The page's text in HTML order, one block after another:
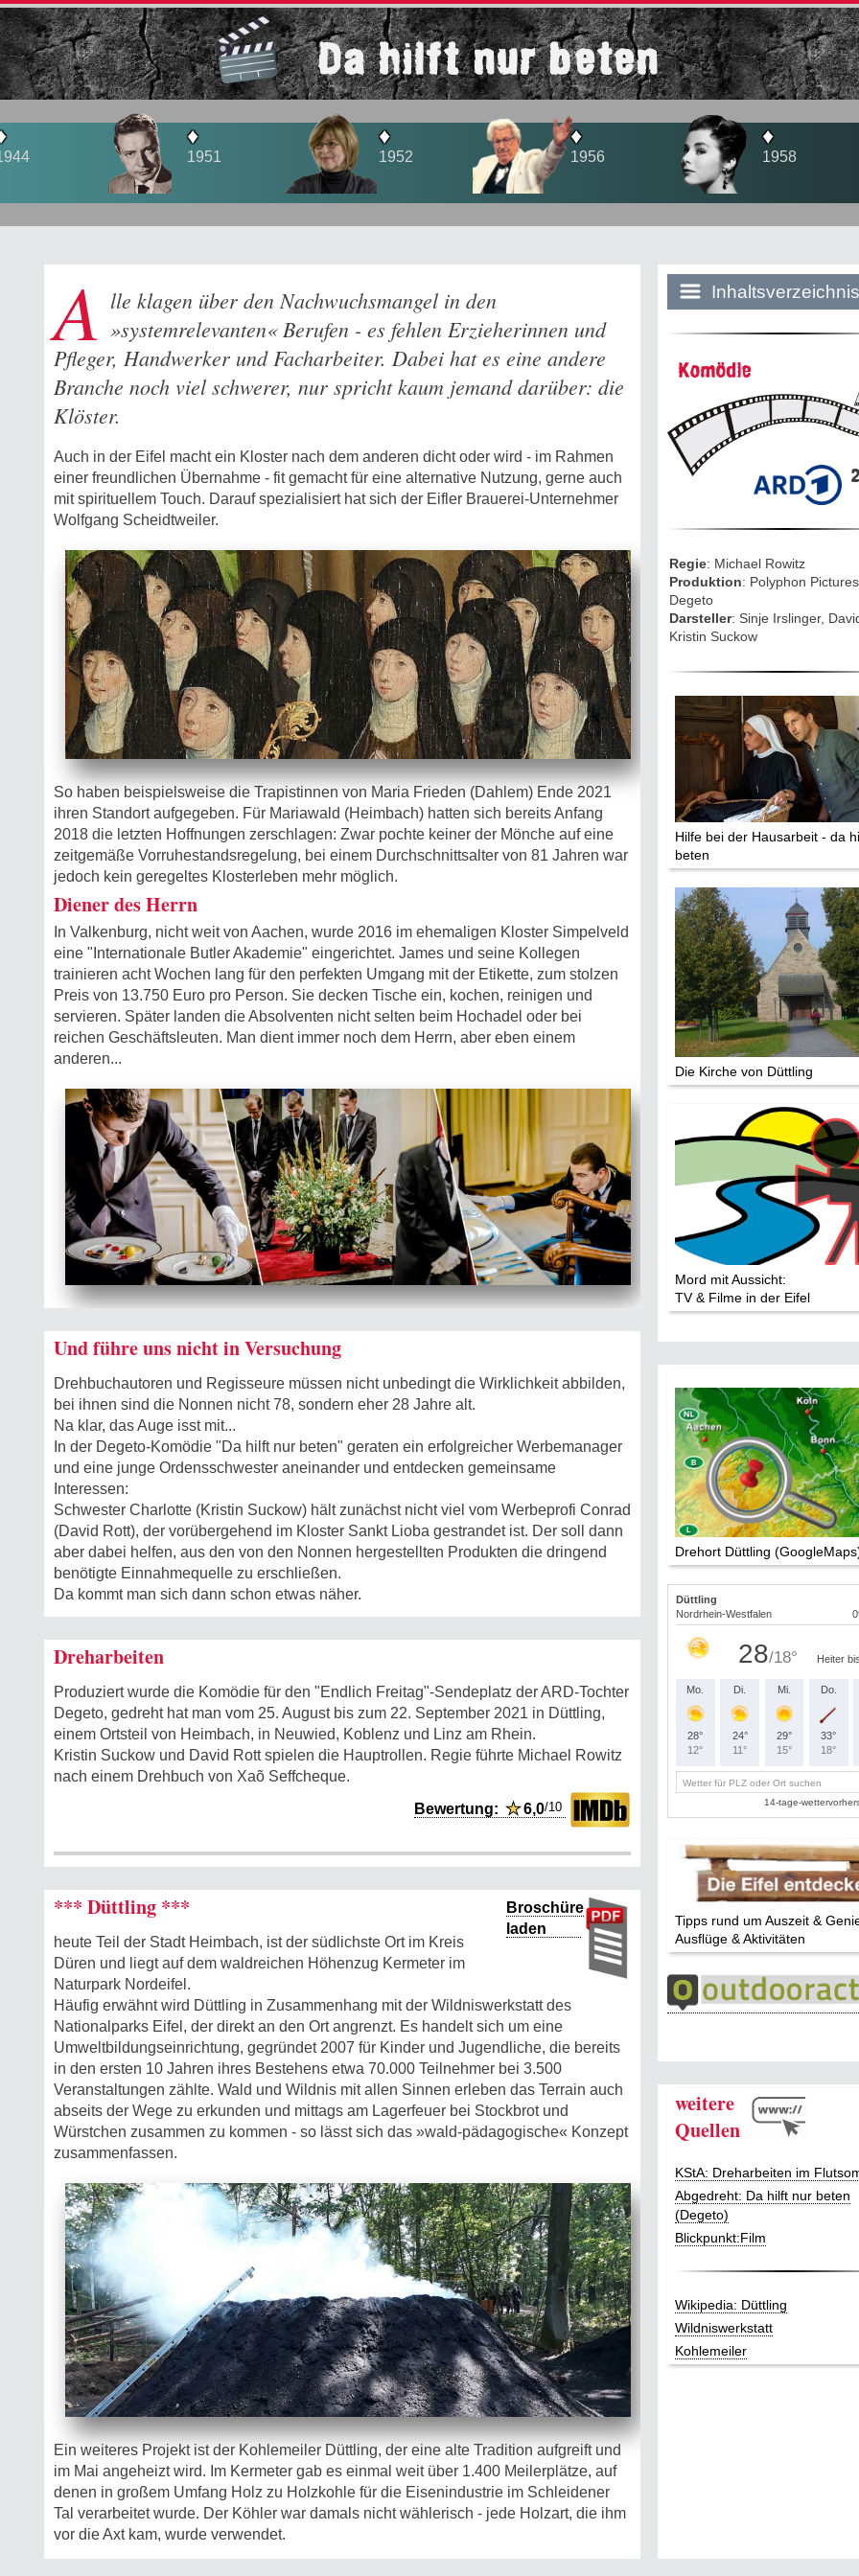
Da hilft nur beten
♦
1951
♦
1952
♦
1956
♦
1958
A lle klagen über den Nachwuchsmangel in den
»systemrelevanten« Berufen - es fehlen Erzieherinnen und
Pfleger, Handwerker und Facharbeiter. Dabei hat es eine andere
Branche noch viel schwerer, nur spricht kaum jemand darüber: die
Klöster.
Auch in der Eifel macht ein Kloster nach dem anderen dicht oder wird - im Rahmen
einer freundlichen Übernahme - fit gemacht für eine alternative Nutzung, gerne auch
mit spirituellem Touch. Darauf spezialisiert hat sich der Eifler Brauerei-Unternehmer
Wolfgang Scheidtweiler.
So haben beispielsweise die Trapistinnen von Maria Frieden (Dahlem) Ende 2021
ihren Standort aufgegeben. Für Mariawald (Heimbach) hatten sich bereits Anfang
2018 die letzten Hoffnungen zerschlagen: Zwar pochte keiner der Mönche auf eine
zeitgemäße Vorruhestandsregelung, bei einem Durchschnittsalter von 81 Jahren war
jedoch kein geregeltes Klosterleben mehr möglich.
Diener des Herrn
In Valkenburg, nicht weit von Aachen, wurde 2016 im ehemaligen Kloster Simpelveld
eine "Internationale Butler Akademie" eingerichtet. James und seine Kollegen
trainieren acht Wochen lang für den perfekten Umgang mit der Etikette, zum stolzen
Preis von 13.750 Euro pro Person. Sie decken Tische ein, kochen, reinigen und
servieren. Später landen die Absolventen nicht selten beim Hochadel oder bei
reichen Geschäftsleuten. Man dient immer noch dem Herrn, aber eben einem
anderen...
Und führe uns nicht in Versuchung
Drehbuchautoren und Regisseure müssen nicht unbedingt die Wirklichkeit abbilden,
bei ihnen sind die Nonnen nicht 78, sondern eher 28 Jahre alt.
Na klar, das Auge isst mit...
In der Degeto-Komödie "Da hilft nur beten" geraten ein erfolgreicher Werbemanager
und eine junge Ordensschwester aneinander und entdecken gemeinsame
Interessen:
Schwester Charlotte (Kristin Suckow) hält zunächst nicht viel vom Werbeprofi Conrad
(David Rott), der vorübergehend im Kloster Sankt Lioba gestrandet ist. Der soll dann
aber dabei helfen, aus den von den Nonnen hergestellten Produkten die dringend
benötigte Einnahmequelle zu erschließen.
Da kommt man sich dann schon etwas näher.
Dreharbeiten
Produziert wurde die Komödie für den "Endlich Freitag"-Sendeplatz der ARD-Tochter
Degeto, gedreht hat man vom 25. August bis zum 22. September 2021 in Düttling,
einem Ortsteil von Heimbach, in Neuwied, Koblenz und Linz am Rhein.
Kristin Suckow und David Rott spielen die Hauptrollen. Regie führte Michael Rowitz
nach einem Drehbuch von Xaõ Seffcheque.
Bewertung:★6,0/10
Broschüre
laden
*** Düttling ***
heute Teil der Stadt Heimbach, ist der südlichste Ort im Kreis
Düren und liegt auf dem waldreichen Höhenzug Kermeter im
Naturpark Nordeifel.
Häufig erwähnt wird Düttling in Zusammenhang mit der Wildniswerkstatt des
Nationalparks Eifel, der direkt an den Ort angrenzt. Es handelt sich um eine
Umweltbildungseinrichtung, gegründet 2007 für Kinder und Jugendliche, die bereits
in den ersten 10 Jahren ihres Bestehens etwa 70.000 Teilnehmer bei 3.500
Veranstaltungen zählte. Wald und Wildnis mit allen Sinnen erleben das Terrain auch
abseits der Wege zu erkunden und mittags am Lagerfeuer bei Stockbrot und
Würstchen zusammen zu kommen - so lässt sich das »wald-pädagogische« Konzept
zusammenfassen.
Ein weiteres Projekt ist der Kohlemeiler Düttling, der eine alte Tradition aufgreift und
im Mai angeheizt wird. Im Kermeter gab es einmal weit über 1.400 Meilerplätze, auf
denen in großem Umfang Holz zu Holzkohle für die Eisenindustrie im Schleidener
Tal verarbeitet wurde. Der Köhler war damals nicht wählerisch - jede Holzart, die ihm
vor die Axt kam, wurde verwendet.
Inhaltsverzeichnis
Mythen,
Sightseeing:
Eifelevents
Eifelkarte:
Eifelkrimi:
Die Autoren
TV & Kino
Die Stars:
Wer hat wo
Mediathek
Impressum
Datenschutz
Komödie
Regie: Michael Rowitz
Produktion: Polyphon
Degeto
Darsteller: Sinje Irslinger,
Kristin Suckow
Hilfe bei der Hausarbeit - da
beten
Die Kirche von Düttling
Mord mit Aussicht:
TV & Filme in der Eifel
Drehort Düttling
Tipps rund um Auszeit &
Ausflüge & Aktivitäten
weitere
Quellen
KStA: Dreharbeiten im
Abgedreht: Da hilft nur beten
(Degeto)
Blickpunkt:Film
Wikipedia: Düttling
Wildniswerkstatt
Kohlemeiler